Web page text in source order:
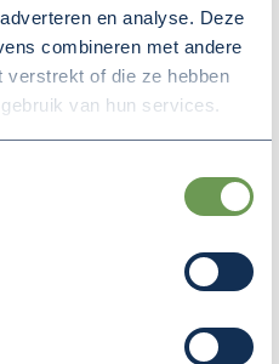
en analyse. Deze
combineren met andere
verstrekt of die ze hebben
van hun services.
Hanzeweekend in 2022
2024
dient meteen als
tot een vorm van
activiteiten. Het doel is
in Maas en